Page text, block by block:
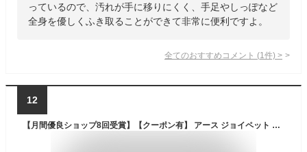
っているので、汚れが手に移りにくく、手足やしっぽなど
全身を優しくふき取ることができて非常に便利ですよ。
全てのおすすめコメント (1 件) >
12
【月間優良ショップ8回受賞】【クーポン有】 アース ジョイペット うるおうコラーゲン シャンプータオル猫用 25枚 他お試しフードサンプル有 AME